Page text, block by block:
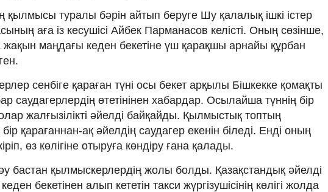
қылмысы туралы бәрін айтып беруге Шу қалалық ішкі істер
аға із кесушісі Айбек Парманасов келісті. Оның сөзінше,
жақын маңдағы кеден бекетіне үш қарақшы арнайы құрбан
сенбіге қараған түні осы бекет арқылы Бішкекке қомақты
саудагерлердің өтетінінен хабардар. Осылайша түннің бір
жалғызілікті әйелді байқайды. Қылмыстық топтың
қарағаннан-ақ әйелдің саудагер екенін біледі. Енді оның
өз көлігіне отыруға көндіру ғана қалады.
бастан қылмыскерлердің жолы болды. Қазақстандық әйелді
бекетінен алып кететін такси жүргізушісінің көлігі жолда